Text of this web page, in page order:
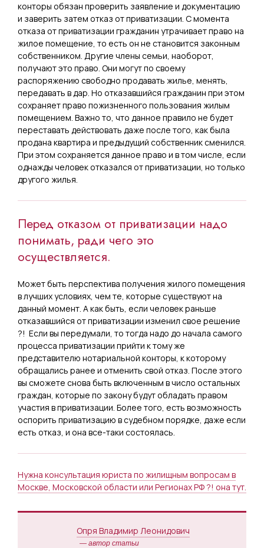
конторы обязан проверить заявление и документацию
и заверить затем отказ от приватизации. С момента
отказа от приватизации гражданин утрачивает право на
жилое помещение, то есть он не становится законным
собственником. Другие члены семьи, наоборот,
получают это право. Они могут по своему
распоряжению свободно продавать жилье, менять,
передавать в дар. Но отказавшийся гражданин при этом
сохраняет право пожизненного пользования жилым
помещением. Важно то, что данное правило не будет
переставать действовать даже после того, как была
продана квартира и предыдущий собственник сменился.
При этом сохраняется данное право и в том числе, если
однажды человек отказался от приватизации, но только
другого жилья.
Перед отказом от приватизации надо
понимать, ради чего это
осуществляется.
Может быть перспектива получения жилого помещения
в лучших условиях, чем те, которые существуют на
данный момент. А как быть, если человек раньше
отказавшийся от приватизации изменил свое решение
?! Если вы передумали, то тогда надо до начала самого
процесса приватизации прийти к тому же
представителю нотариальной конторы, к которому
обращались ранее и отменить свой отказ. После этого
вы сможете снова быть включенным в число остальных
граждан, которые по закону будут обладать правом
участия в приватизации. Более того, есть возможность
оспорить приватизацию в судебном порядке, даже если
есть отказ, и она все-таки состоялась.
Нужна консультация юриста по жилищным вопросам в
Москве, Московской области или Регионах РФ ?! она тут.
Опря Владимир Леонидович
— автор статьи